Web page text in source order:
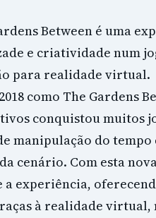
Between é uma
e criatividade num
para realidade virtual.
como The Gardens
conquistou muitos
manipulação do tempo
cenário. Com esta
a experiência,
à realidade virtual,